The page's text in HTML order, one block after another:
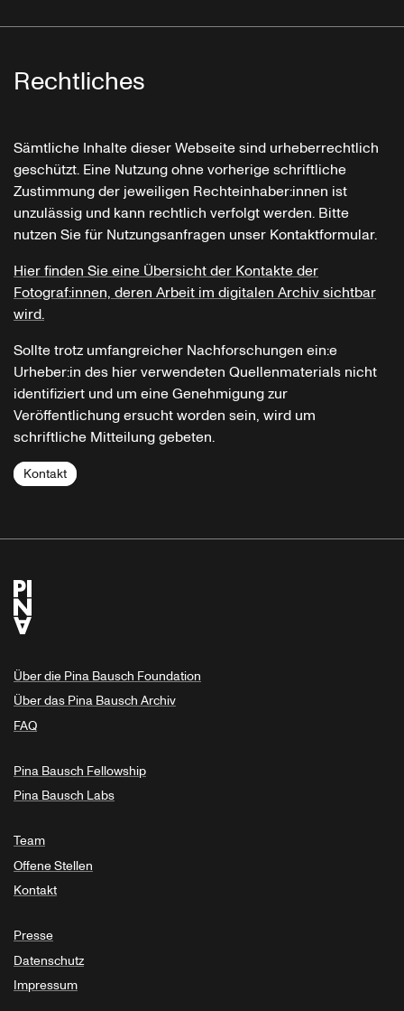
Rechtliches
Sämtliche Inhalte dieser Webseite sind urheberrechtlich
geschützt. Eine Nutzung ohne vorherige schriftliche
Zustimmung der jeweiligen Rechteinhaber:innen ist
unzulässig und kann rechtlich verfolgt werden. Bitte
nutzen Sie für Nutzungsanfragen unser Kontaktformular.
Hier finden Sie eine Übersicht der Kontakte der
Fotograf:innen, deren Arbeit im digitalen Archiv sichtbar
wird.
Sollte trotz umfangreicher Nachforschungen ein:e
Urheber:in des hier verwendeten Quellenmaterials nicht
identifiziert und um eine Genehmigung zur
Veröffentlichung ersucht worden sein, wird um
schriftliche Mitteilung gebeten.
Kontakt
Über die Pina Bausch Foundation
Über das Pina Bausch Archiv
FAQ
Pina Bausch Fellowship
Pina Bausch Labs
Team
Offene Stellen
Kontakt
Presse
Datenschutz
Impressum